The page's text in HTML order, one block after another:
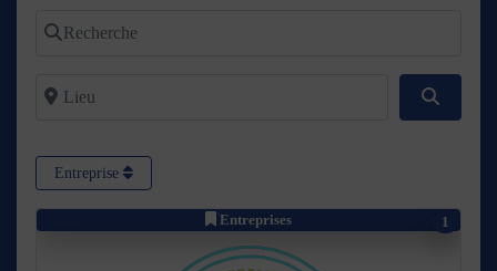
Recherche
Lieu
Entreprise
Entreprises 1